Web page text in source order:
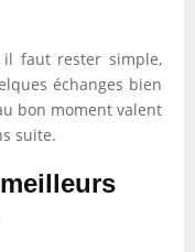
il faut rester simple,
échanges bien
bon moment valent
suite.